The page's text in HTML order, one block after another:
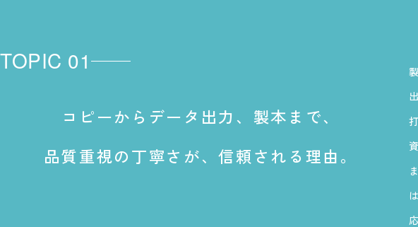
支え合って、お客様本位のサービスを届けます。
TOPIC 01
コピーからデータ出力、製本まで、
品質重視の丁寧さが、信頼される理由。